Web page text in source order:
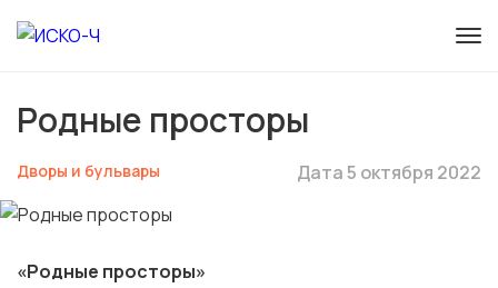
Родные просторы
Дворы и бульвары Дата 5 октября 2022
«Родные просторы»